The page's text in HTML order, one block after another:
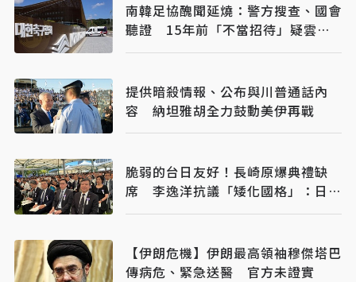
南韓足協醜聞延燒：警方搜查、國會
聽證 15年前「不當招待」疑雲重
見天日
提供暗殺情報、公布與川普通話內
容 納坦雅胡全力鼓動美伊再戰
脆弱的台日友好！長崎原爆典禮缺
席 李逸洋抗議「矮化國格」：日媒
揭長崎特殊安排
【伊朗危機】伊朗最高領袖穆傑塔巴
傳病危、緊急送醫 官方未證實